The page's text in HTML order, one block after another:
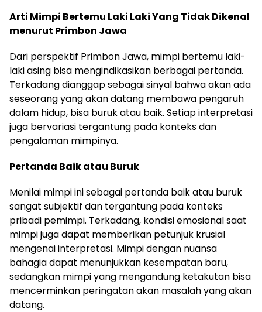
Arti Mimpi Bertemu Laki Laki Yang Tidak Dikenal
menurut Primbon Jawa
Dari perspektif Primbon Jawa, mimpi bertemu laki-
laki asing bisa mengindikasikan berbagai pertanda.
Terkadang dianggap sebagai sinyal bahwa akan ada
seseorang yang akan datang membawa pengaruh
dalam hidup, bisa buruk atau baik. Setiap interpretasi
juga bervariasi tergantung pada konteks dan
pengalaman mimpinya.
Pertanda Baik atau Buruk
Menilai mimpi ini sebagai pertanda baik atau buruk
sangat subjektif dan tergantung pada konteks
pribadi pemimpi. Terkadang, kondisi emosional saat
mimpi juga dapat memberikan petunjuk krusial
mengenai interpretasi. Mimpi dengan nuansa
bahagia dapat menunjukkan kesempatan baru,
sedangkan mimpi yang mengandung ketakutan bisa
mencerminkan peringatan akan masalah yang akan
datang.